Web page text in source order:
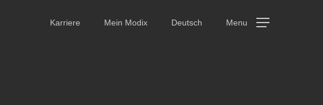
Karriere Mein Modix Deutsch Menu